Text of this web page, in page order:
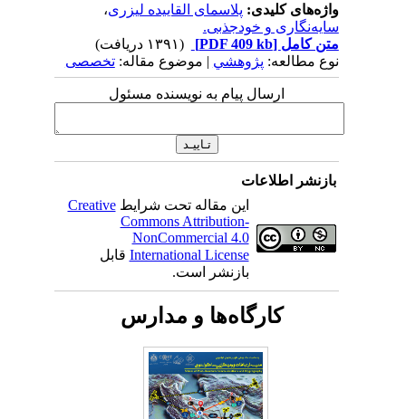
واژه‌های کلیدی:پلاسمای القاییده لیزری،
سایه‌نگاری و خودجذبی.
متن کامل[PDF 409 kb]
نوع مطالعه:پژوهشي| موضوع مقاله:تخصصی
ارسال پیام به نویسنده مسئول
بازنشر اطلاعات
این مقاله تحت شرایطCreative
Commons Attribution-
NonCommercial 4.0
International Licenseقابل
بازنشر است.
کارگاه‌ها و مدارس